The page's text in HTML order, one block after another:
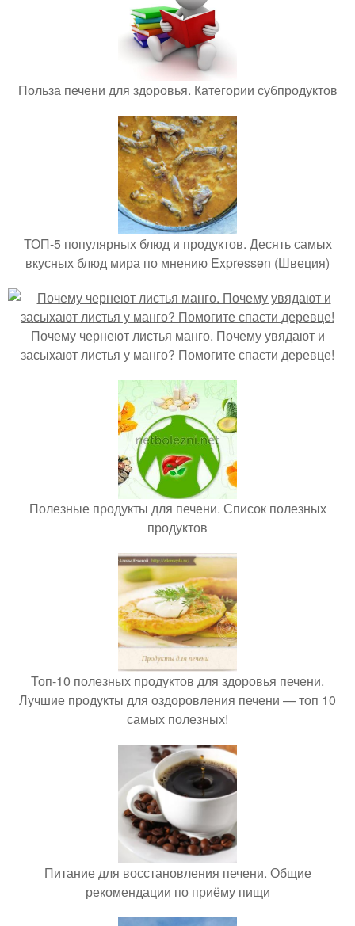
Польза печени для здоровья. Категории субпродуктов
ТОП-5 популярных блюд и продуктов. Десять самых
вкусных блюд мира по мнению Expressen (Швеция)
Почему чернеют листья манго. Почему увядают и
засыхают листья у манго? Помогите спасти деревце!
Полезные продукты для печени. Список полезных
продуктов
Топ-10 полезных продуктов для здоровья печени.
Лучшие продукты для оздоровления печени — топ 10
самых полезных!
Питание для восстановления печени. Общие
рекомендации по приёму пищи